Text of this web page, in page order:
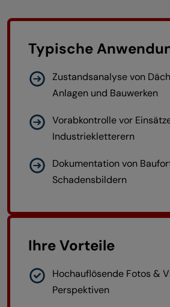
Typische
Zustandsanalyse von
Anlagen und Bauwerken
Vorabkontrolle vor
Industriekletterern
Dokumentation von
Schadensbildern
Ihre Vorteile
Hochauflösende Fotos &
Perspektiven